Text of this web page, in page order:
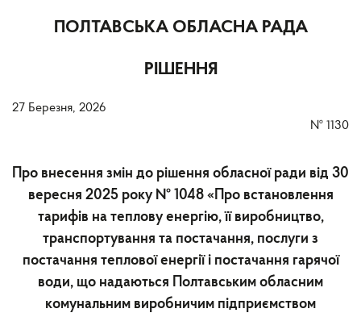
ПОЛТАВСЬКА ОБЛАСНА РАДА
РІШЕННЯ
27 Березня, 2026
№ 1130
Про внесення змін до рішення обласної ради від 30
вересня 2025 року № 1048 «Про встановлення
тарифів на теплову енергію, її виробництво,
транспортування та постачання, послуги з
постачання теплової енергії і постачання гарячої
води, що надаються Полтавським обласним
комунальним виробничим підприємством